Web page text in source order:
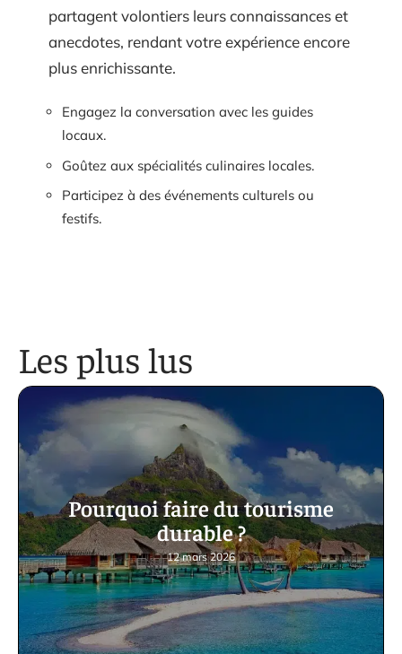
partagent volontiers leurs connaissances et
anecdotes, rendant votre expérience encore
plus enrichissante.
Engagez la conversation avec les guides
locaux.
Goûtez aux spécialités culinaires locales.
Participez à des événements culturels ou
festifs.
Les plus lus
Pourquoi faire du tourisme
durable ?
12 mars 2026